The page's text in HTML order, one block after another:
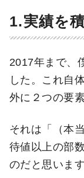
1.実績を
2017年まで、
した。これ自
外に２つの要
それは「（本
待値以上の部
のだと思います